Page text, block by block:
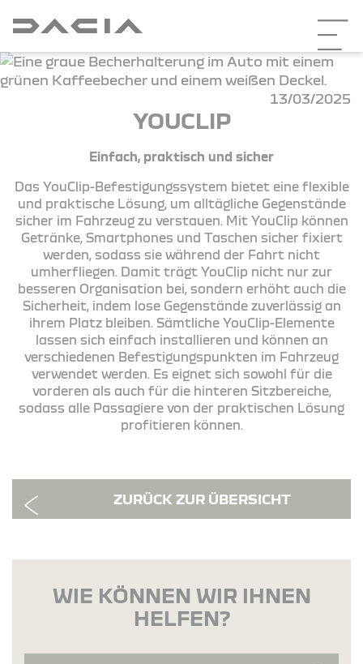
13/03/2025
YOUCLIP
Einfach, praktisch und sicher
Das YouClip-Befestigungssystem bietet eine flexible
und praktische Lösung, um alltägliche Gegenstände
sicher im Fahrzeug zu verstauen. Mit YouClip können
Getränke, Smartphones und Taschen sicher fixiert
werden, sodass sie während der Fahrt nicht
umherfliegen. Damit trägt YouClip nicht nur zur
besseren Organisation bei, sondern erhöht auch die
Sicherheit, indem lose Gegenstände zuverlässig an
ihrem Platz bleiben. Sämtliche YouClip-Elemente
lassen sich einfach installieren und können an
verschiedenen Befestigungspunkten im Fahrzeug
verwendet werden. Es eignet sich sowohl für die
vorderen als auch für die hinteren Sitzbereiche,
sodass alle Passagiere von der praktischen Lösung
profitieren können.
ZURÜCK ZUR ÜBERSICHT
WIE KÖNNEN WIR IHNEN
HELFEN?